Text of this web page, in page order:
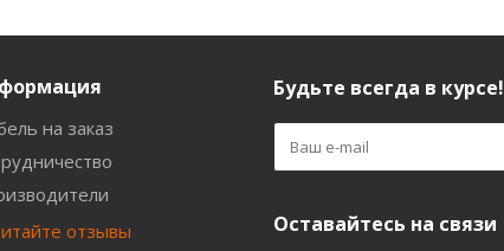
на заказ
Будьте всегда в курсе!
Оставайтесь на связи